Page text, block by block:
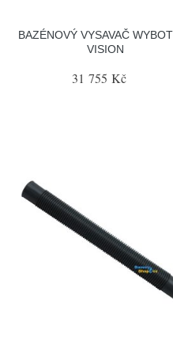
BAZÉNOVÝ VYSAVAČ
VISION
31 755 Kč